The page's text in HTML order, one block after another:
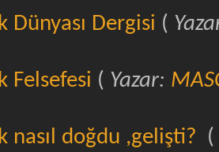
Dergisi (
Felsefesi ( Yazar:
nasıl doğdu ,gelişti? (